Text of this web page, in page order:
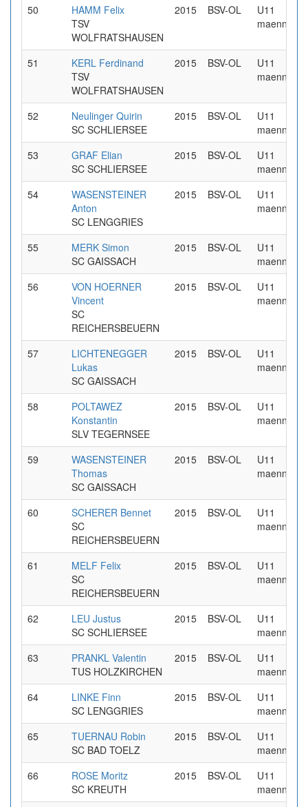
50
HAMM Felix
TSV
WOLFRATSHAUSEN
2015 BSV-OL
U11
maennlich
51
KERL Ferdinand
TSV
WOLFRATSHAUSEN
2015 BSV-OL
U11
maennlich
52
Neulinger Quirin
SC SCHLIERSEE
2015 BSV-OL
U11
maennlich
53
GRAF Elian
SC SCHLIERSEE
2015 BSV-OL
U11
maennlich
54
WASENSTEINER
Anton
SC LENGGRIES
2015 BSV-OL
U11
maennlich
55
MERK Simon
SC GAISSACH
2015 BSV-OL
U11
maennlich
56
VON HOERNER
Vincent
SC
REICHERSBEUERN
2015 BSV-OL
U11
maennlich
57
LICHTENEGGER
Lukas
SC GAISSACH
2015 BSV-OL
U11
maennlich
58
POLTAWEZ
Konstantin
SLV TEGERNSEE
2015 BSV-OL
U11
maennlich
59
WASENSTEINER
Thomas
SC GAISSACH
2015 BSV-OL
U11
maennlich
60
SCHERER Bennet
SC
REICHERSBEUERN
2015 BSV-OL
U11
maennlich
61
MELF Felix
SC
REICHERSBEUERN
2015 BSV-OL
U11
maennlich
62
LEU Justus
SC SCHLIERSEE
2015 BSV-OL
U11
maennlich
63
PRANKL Valentin
TUS HOLZKIRCHEN
2015 BSV-OL
U11
maennlich
64
LINKE Finn
SC LENGGRIES
2015 BSV-OL
U11
maennlich
65
TUERNAU Robin
SC BAD TOELZ
2015 BSV-OL
U11
maennlich
66
ROSE Moritz
SC KREUTH
2015 BSV-OL
U11
maennlich